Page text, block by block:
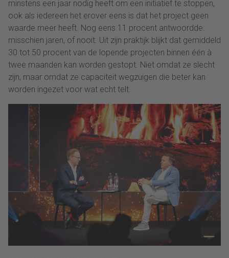
minstens een jaar nodig heeft om een initiatief te stoppen,
ook als iedereen het erover eens is dat het project geen
waarde meer heeft. Nog eens 11 procent antwoordde:
misschien jaren, of nooit. Uit zijn praktijk blijkt dat gemiddeld
30 tot 50 procent van de lopende projecten binnen één à
twee maanden kan worden gestopt. Niet omdat ze slecht
zijn, maar omdat ze capaciteit wegzuigen die beter kan
worden ingezet voor wat echt telt.